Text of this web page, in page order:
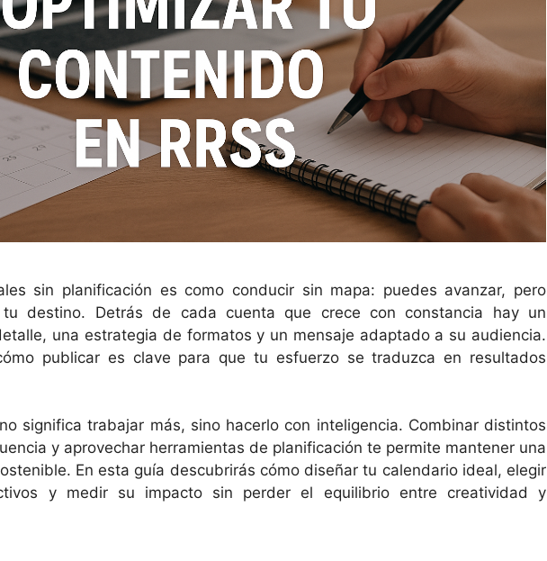
sin planificación es como conducir sin mapa: puedes avanzar, pero
destino. Detrás de cada cuenta que crece con constancia hay un
una estrategia de formatos y un mensaje adaptado a su audiencia.
publicar es clave para que tu esfuerzo se traduzca en resultados
significa trabajar más, sino hacerlo con inteligencia. Combinar distintos
y aprovechar herramientas de planificación te permite mantener una
En esta guía descubrirás cómo diseñar tu calendario ideal, elegir
y medir su impacto sin perder el equilibrio entre creatividad y